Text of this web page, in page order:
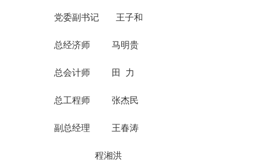
党委副书记 王子和
总经济师 马明贵
总会计师 田 力
总工程师 张杰民
副总经理 王春涛
程湘洪